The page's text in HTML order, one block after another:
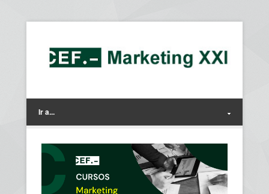
Ir a...